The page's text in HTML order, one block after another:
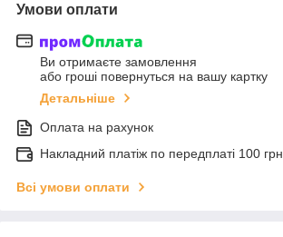
Умови оплати
Ви отримаєте замовлення
або гроші повернуться на вашу картку
Детальніше
Оплата на рахунок
Накладний платіж по передплаті 100 грн
Всі умови оплати